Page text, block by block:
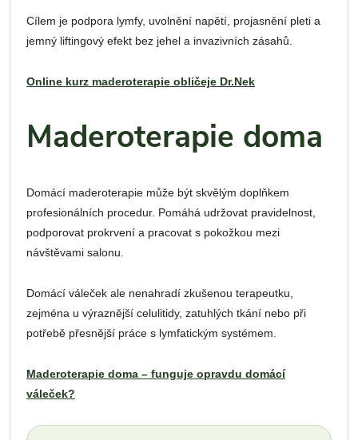
Cílem je podpora lymfy, uvolnění napětí, projasnění pleti a
jemný liftingový efekt bez jehel a invazivních zásahů.
Online kurz maderoterapie obličeje Dr.Nek
Maderoterapie doma
Domácí maderoterapie může být skvělým doplňkem
profesionálních procedur. Pomáhá udržovat pravidelnost,
podporovat prokrvení a pracovat s pokožkou mezi
návštěvami salonu.
Domácí váleček ale nenahradí zkušenou terapeutku,
zejména u výraznější celulitidy, zatuhlých tkání nebo při
potřebě přesnější práce s lymfatickým systémem.
Maderoterapie doma – funguje opravdu domácí
váleček?